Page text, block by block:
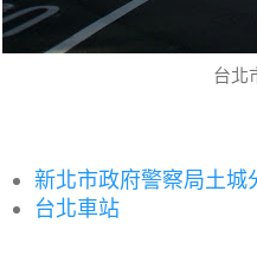
台北
新北市政府警察局土城
台北車站